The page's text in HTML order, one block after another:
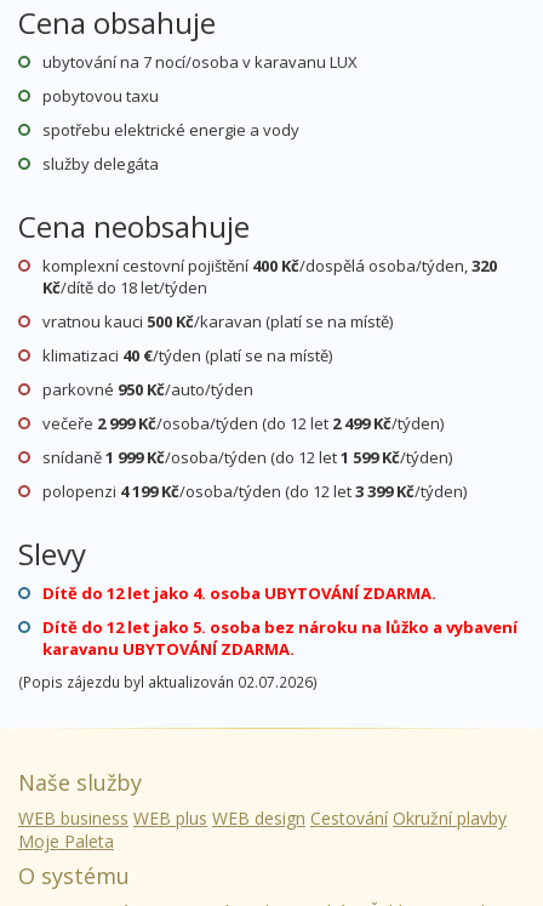
29.08. - 05.09.26
sobota - sobota
2 299 Kč
05.09. - 12.09.26
sobota - sobota
vlastní vlastní
2 199 Kč cena za 8 dní (7 nocí)
12.09. - 19.09.26 vlastní vlastní
19.09. - 26.09.26
sobota - sobota
vlastní vlastní
1 999 Kč cena za 8 dní (7 nocí)
Cena obsahuje
ubytování na 7 nocí/osoba v karavanu LUX
pobytovou taxu
spotřebu elektrické energie a vody
služby delegáta
Cena neobsahuje
komplexní cestovní pojištění 400 Kč/dospělá osoba/týden,320
Kč/dítě do 18 let/týden
vratnou kauci 500 Kč/karavan (platí se na místě)
klimatizaci 40 €/týden (platí se na místě)
parkovné 950 Kč/auto/týden
večeře 2 999 Kč/osoba/týden (do 12 let 2 499 Kč/týden)
snídaně1 999 Kč/osoba/týden (do 12 let1 599 Kč/týden)
polopenzi 4 199 Kč/osoba/týden (do 12 let3 399 Kč/týden)
Slevy
Dítě do 12 let jako 4. osoba UBYTOVÁNÍ ZDARMA.
Dítě do 12 let jako 5. osoba bez nároku na lůžko a vybavení
karavanu UBYTOVÁNÍ ZDARMA.
(Popis zájezdu byl aktualizován 02.07.2026)
Naše služby
WEB business WEB plus WEB design Cestování Okružní plavby
Moje Paleta
O systému